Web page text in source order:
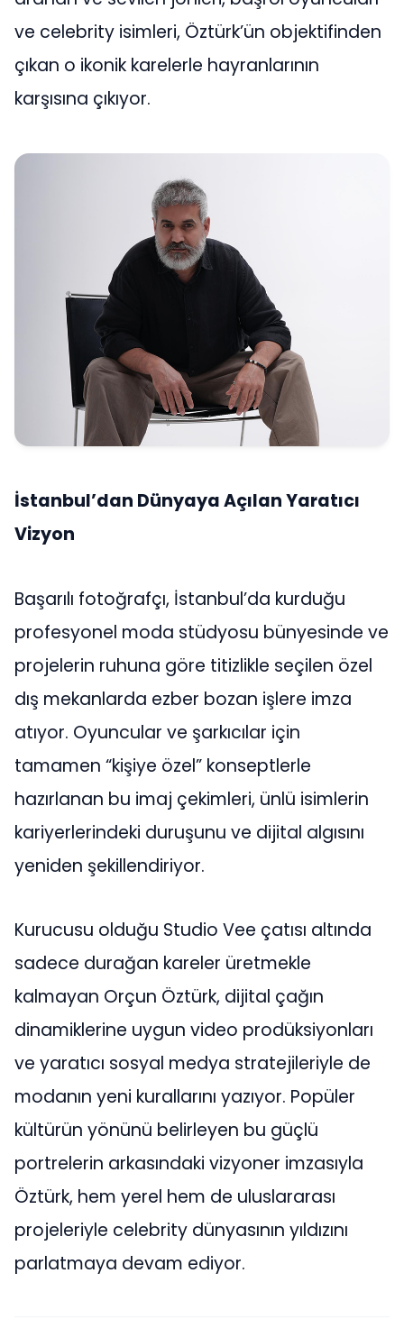
ve celebrity isimleri, Öztürk’ün objektifinden
çıkan o ikonik karelerle hayranlarının
karşısına çıkıyor.
İstanbul’dan Dünyaya Açılan Yaratıcı
Vizyon
Başarılı fotoğrafçı, İstanbul’da kurduğu
profesyonel moda stüdyosu bünyesinde ve
projelerin ruhuna göre titizlikle seçilen özel
dış mekanlarda ezber bozan işlere imza
atıyor. Oyuncular ve şarkıcılar için
tamamen “kişiye özel” konseptlerle
hazırlanan bu imaj çekimleri, ünlü isimlerin
kariyerlerindeki duruşunu ve dijital algısını
yeniden şekillendiriyor.
Kurucusu olduğu Studio Vee çatısı altında
sadece durağan kareler üretmekle
kalmayan Orçun Öztürk, dijital çağın
dinamiklerine uygun video prodüksiyonları
ve yaratıcı sosyal medya stratejileriyle de
modanın yeni kurallarını yazıyor. Popüler
kültürün yönünü belirleyen bu güçlü
portrelerin arkasındaki vizyoner imzasıyla
Öztürk, hem yerel hem de uluslararası
projeleriyle celebrity dünyasının yıldızını
parlatmaya devam ediyor.